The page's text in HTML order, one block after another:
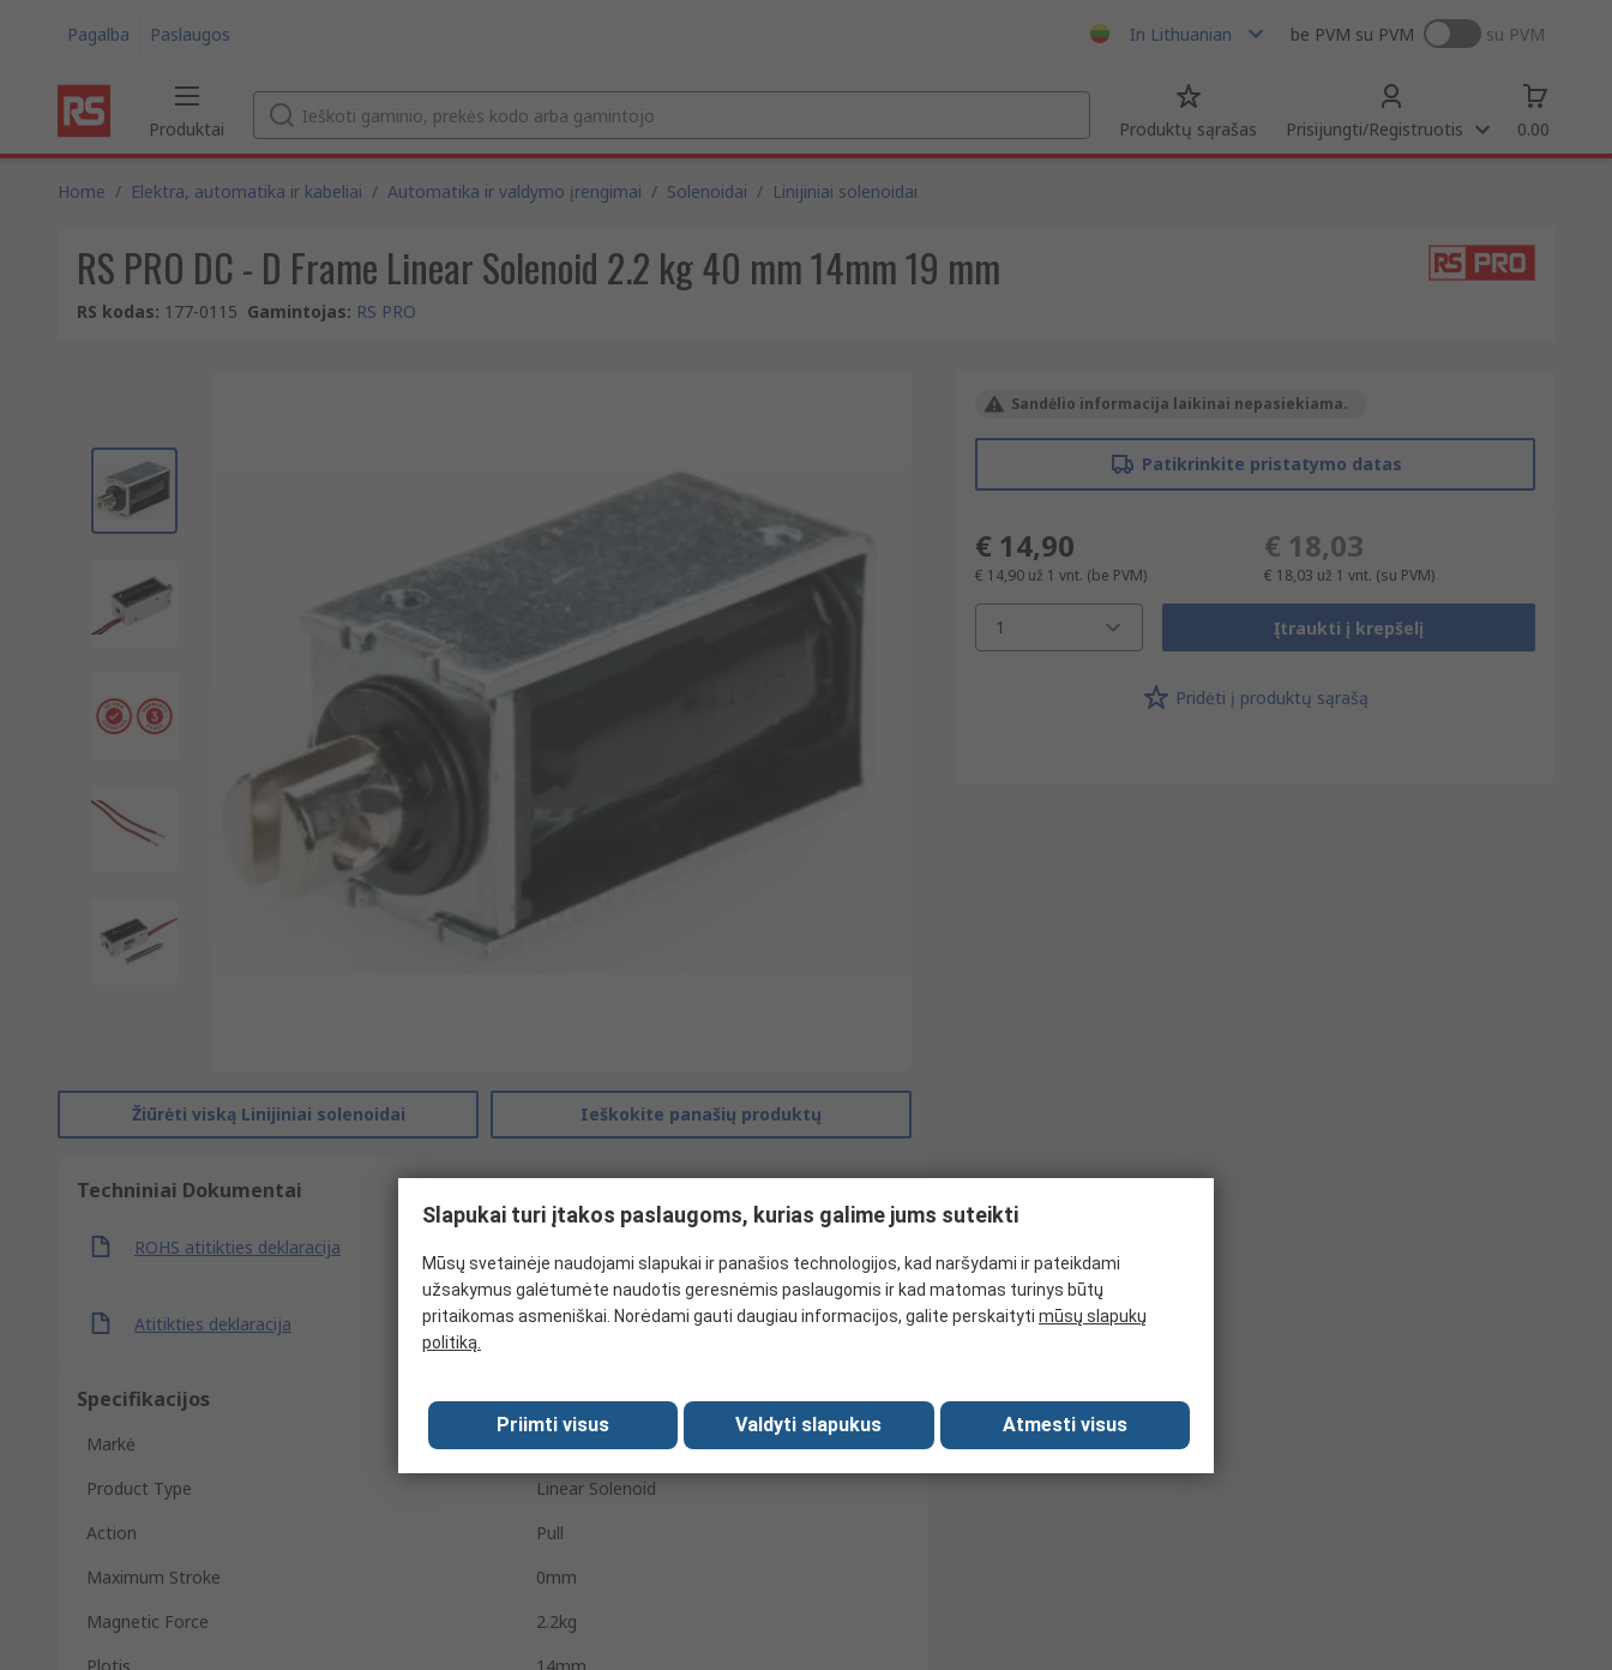
Pagalba Paslaugos In Lithuanian be PVM su PVM su PVM
Produktai Produktų sąrašas Prisijungti/Registruotis 0.00
Home / Elektra, automatika ir kabeliai / Automatika ir valdymo įrengimai / Solenoidai / Linijiniai solenoidai
RS PRO DC - D Frame Linear Solenoid 2.2 kg 40 mm 14mm 19 mm
RS kodas: 177-0115 Gamintojas: RS PRO
Žiūrėti viską Linijiniai solenoidai Ieškokite panašių produktų
Techniniai Dokumentai
ROHS atitikties deklaracija
Atitikties deklaracija
Specifikacijos
Markė
RS Pro
Product Type
Linear Solenoid
Action
Pull
Maximum Stroke
0mm
Magnetic Force
2.2kg
Sandėlio informacija laikinai nepasiekiama.
Patikrinkite pristatymo datas
€ 14,90
€ 14,90 už 1 vnt. (be PVM)
€ 18,03
€ 18,03 už 1 vnt. (su PVM)
1 Įtraukti į krepšelį
Pridėti į produktų sąrašą
Slapukai turi įtakos paslaugoms, kurias galime jums suteikti
Mūsų svetainėje naudojami slapukai ir panašios technologijos, kad naršydami ir pateikdami
užsakymus galėtumėte naudotis geresnėmis paslaugomis ir kad matomas turinys būtų
pritaikomas asmeniškai. Norėdami gauti daugiau informacijos, galite perskaityti mūsų slapukų
politiką.
Priimti visus Valdyti slapukus Atmesti visus